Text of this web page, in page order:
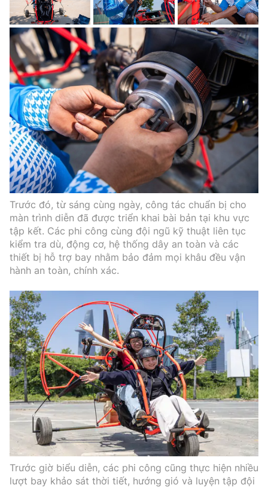
Trước đó, từ sáng cùng ngày, công tác chuẩn bị cho
màn trình diễn đã được triển khai bài bản tại khu vực
tập kết. Các phi công cùng đội ngũ kỹ thuật liên tục
kiểm tra dù, động cơ, hệ thống dây an toàn và các
thiết bị hỗ trợ bay nhằm bảo đảm mọi khâu đều vận
hành an toàn, chính xác.
Trước giờ biểu diễn, các phi công cũng thực hiện nhiều
lượt bay khảo sát thời tiết, hướng gió và luyện tập đội